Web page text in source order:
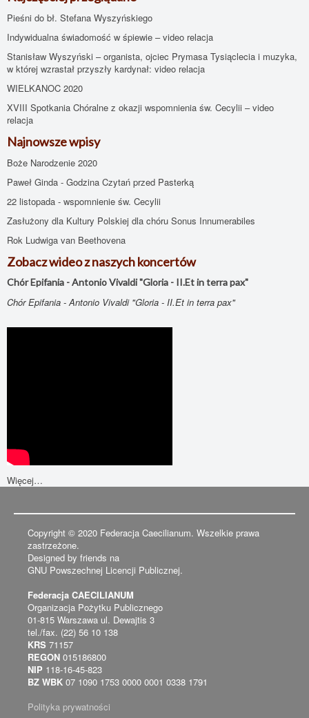
Pieśni do bł. Stefana Wyszyńskiego
Indywidualna świadomość w śpiewie – video relacja
Stanisław Wyszyński – organista, ojciec Prymasa Tysiąclecia i muzyka,
w której wzrastał przyszły kardynał: video relacja
WIELKANOC 2020
XVIII Spotkania Chóralne z okazji wspomnienia św. Cecylii – video
relacja
Najnowsze wpisy
Boże Narodzenie 2020
Paweł Ginda - Godzina Czytań przed Pasterką
22 listopada - wspomnienie św. Cecylii
Zasłużony dla Kultury Polskiej dla chóru Sonus Innumerabiles
Rok Ludwiga van Beethovena
Zobacz wideo z naszych koncertów
Chór Epifania - Antonio Vivaldi "Gloria - II.Et in terra pax"
Chór Epifania - Antonio Vivaldi "Gloria - II.Et in terra pax"
Więcej…
Copyright © 2020 Federacja Caecilianum. Wszelkie prawa
zastrzeżone.
Designed by friends na
GNU Powszechnej Licencji Publicznej.
Federacja CAECILIANUM
Organizacja Pożytku Publicznego
01-815 Warszawa ul. Dewajtis 3
tel./fax. (22) 56 10 138
KRS 71157
REGON 015186800
NIP 118-16-45-823
BZ WBK 07 1090 1753 0000 0001 0338 1791
Polityka prywatności